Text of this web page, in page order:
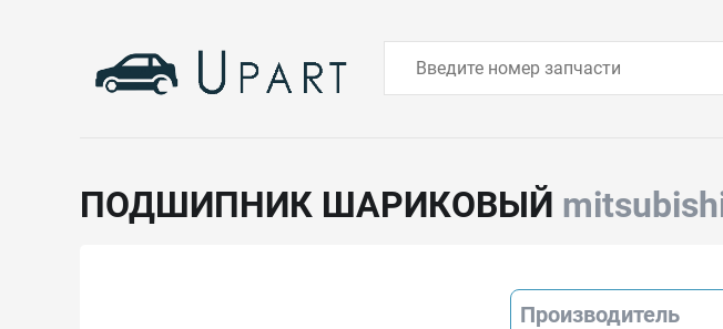
ПОДШИПНИК ШАРИКОВЫЙ
Производитель